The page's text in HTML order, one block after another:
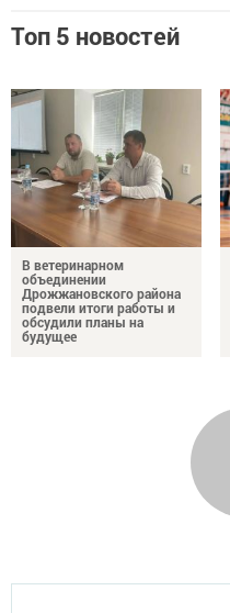
Топ 5 новостей
В ветеринарном
объединении
Дрожжановского района
подвели итоги работы и
обсудили планы на
будущее